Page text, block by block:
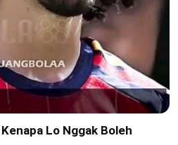
Lo Nggak Boleh